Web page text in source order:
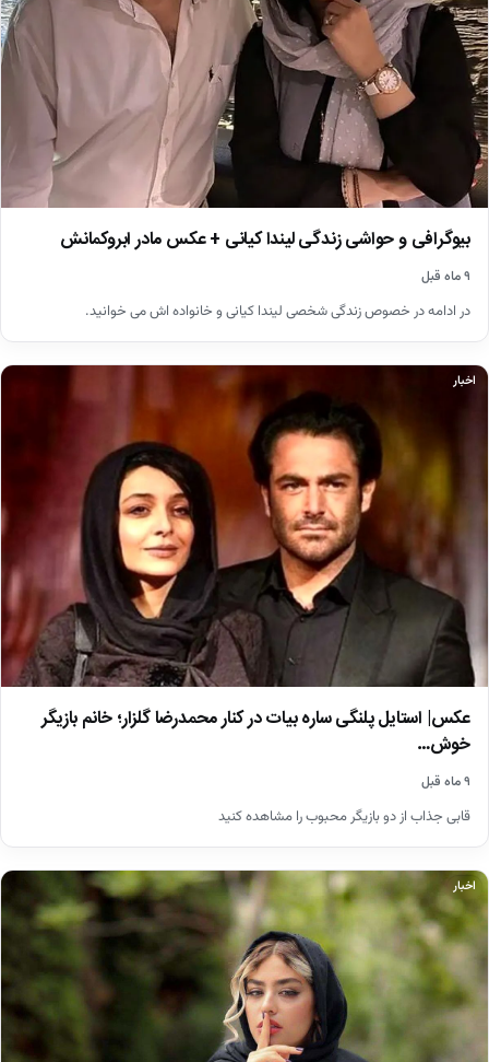
بیوگرافی و حواشی زندگی لیندا کیانی + عکس مادر ابروکمانش
۹ ماه قبل
در ادامه در خصوص زندگی شخصی لیندا کیانی و خانواده اش می خوانید.
اخبار
عکس| استایل پلنگی ساره بیات در کنار محمدرضا گلزار؛ خانم بازیگر
خوش…
۹ ماه قبل
قابی جذاب از دو بازیگر محبوب را مشاهده کنید
اخبار